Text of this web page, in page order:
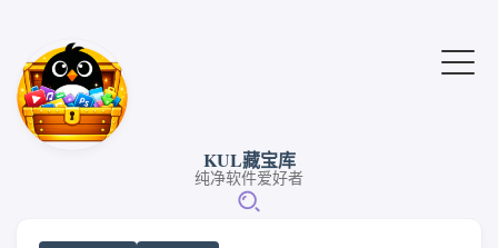
KUL藏宝库
纯净软件爱好者